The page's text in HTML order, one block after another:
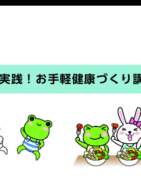
践！お手軽健康づくり